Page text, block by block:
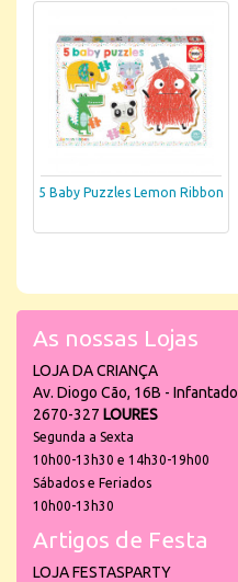
5 Baby Puzzles Lemon Ribbon
As nossas Lojas
LOJA DA CRIANÇA
Av. Diogo Cão, 16B - Infantado
2670-327 LOURES
Segunda a Sexta
10h00-13h30 e 14h30-19h00
Sábados e Feriados
10h00-13h30
Artigos de Festa
LOJA FESTASPARTY